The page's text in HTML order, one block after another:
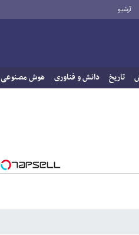
آرشیو
تاریخ دانش و فناوری هوش مصنوعی